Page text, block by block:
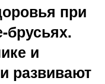
при
брусьях.
и
развивают